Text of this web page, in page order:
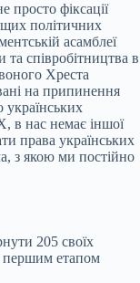
просто фіксації
політичних
асамблеї
співробітництва в
Хреста
на припинення
українських
в нас немає іншої
права українських
з якою ми постійно
205 своїх
першим етапом